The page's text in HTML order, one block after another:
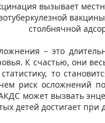
вызывает
столбнячной
– это
К счастью, они
то
риск осложнений
может вызвать
детей достигает